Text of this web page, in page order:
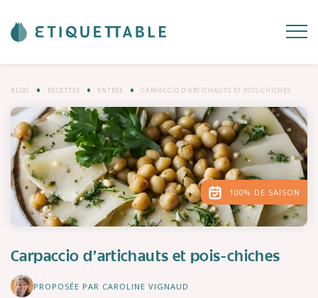
BLOG RECETTES ENTRÉE CARPACCIO D'ARTICHAUTS ET POIS-CHICHES
100% DE SAISON
Carpaccio d'artichauts et pois-chiches
PROPOSÉE PAR CAROLINE VIGNAUD